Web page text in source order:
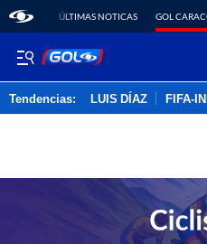
ÚLTIMAS NOTICAS GOL
Tendencias: LUIS DÍAZ FIFA-